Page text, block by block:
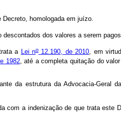
homologada em juízo.
dos valores a serem
a Lei no12.190, de 2010, em
1982, até a completa quitação do
da estrutura da Advocacia-Geral
com a indenização de que trata este